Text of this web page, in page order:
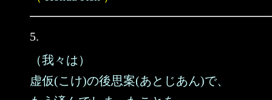
5.
（我々は）
虚仮(こけ)の後思案(あとじあん)で、